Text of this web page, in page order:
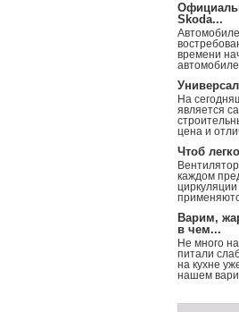
Skoda...
времени
На
является
цена и
Чтоб
каждом
циркуляции
Варим,
в чем...
Не много
питали
на кухне
нашем